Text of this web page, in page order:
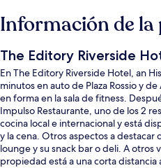
Información de la
The Editory Riverside
En The Editory Riverside Hotel, an
minutos en auto de Plaza Rossio y
en forma en la sala de fitness.
Impulso Restaurante, uno de los 2
cocina local e internacional y está
y la cena. Otros aspectos a destacar
lounge y su snack bar o deli. A otros
propiedad está a una corta